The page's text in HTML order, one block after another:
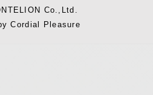
Co.,Ltd.
Cordial Pleasure